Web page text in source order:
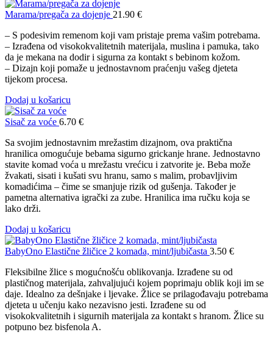
Marama/pregača za dojenje 21.90 €
– S podesivim remenom koji vam pristaje prema vašim potrebama.
– Izrađena od visokokvalitetnih materijala, muslina i pamuka, tako
da je mekana na dodir i sigurna za kontakt s bebinom kožom.
– Dizajn koji pomaže u jednostavnom praćenju vašeg djeteta
tijekom procesa.
Dodaj u košaricu
Sisač za voće 6.70 €
Sa svojim jednostavnim mrežastim dizajnom, ova praktična
hranilica omogućuje bebama sigurno grickanje hrane. Jednostavno
stavite komad voća u mrežastu vrećicu i zatvorite je. Beba može
žvakati, sisati i kušati svu hranu, samo s malim, probavljivim
komadićima – čime se smanjuje rizik od gušenja. Također je
pametna alternativa igrački za zube. Hranilica ima ručku koja se
lako drži.
Dodaj u košaricu
BabyOno Elastične žličice 2 komada, mint/ljubičasta 3.50 €
Fleksibilne žlice s mogućnošću oblikovanja. Izrađene su od
plastičnog materijala, zahvaljujući kojem poprimaju oblik koji im se
daje. Idealno za dešnjake i ljevake. Žlice se prilagođavaju potrebama
djeteta u učenju kako nezavisno jesti. Izrađene su od
visokokvalitetnih i sigurnih materijala za kontakt s hranom. Žlice su
potpuno bez bisfenola A.